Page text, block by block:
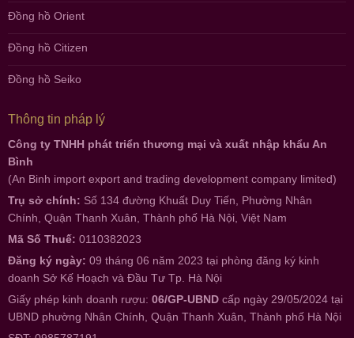
Đồng hồ Orient
Đồng hồ Citizen
Đồng hồ Seiko
Thông tin pháp lý
Công ty TNHH phát triển thương mại và xuất nhập khẩu An
Bình
(An Binh import export and trading development company limited)
Trụ sở chính: Số 134 đường Khuất Duy Tiến, Phường Nhân
Chính, Quận Thanh Xuân, Thành phố Hà Nội, Việt Nam
Mã Số Thuế: 0110382023
Đăng ký ngày: 09 tháng 06 năm 2023 tại phòng đăng ký kinh
doanh Sở Kế Hoạch và Đầu Tư Tp. Hà Nội
Giấy phép kinh doanh rượu: 06/GP-UBND cấp ngày 29/05/2024 tại
UBND phường Nhân Chính, Quận Thanh Xuân, Thành phố Hà Nội